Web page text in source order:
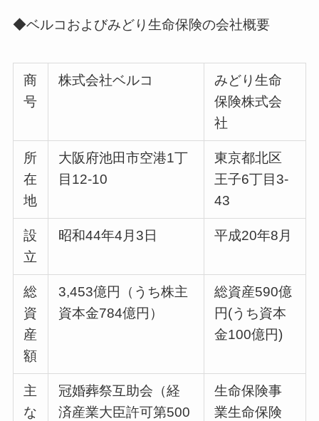
◆ベルコおよびみどり生命保険の会社概要
商
号
株式会社ベルコ
みどり生命
保険株式会
社
所
在
地
大阪府池田市空港1丁
目12‐10
東京都北区
王子6丁目3-
43
設
立
昭和44年4月3日 平成20年8月
総
資
産
額
3,453億円（うち株主
資本金784億円）
総資産590億
円(うち資本
金100億円)
主
な
冠婚葬祭互助会（経
済産業大臣許可第500
生命保険事
業生命保険